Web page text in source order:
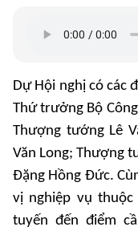
Dự Hội nghị có các
Thứ trưởng Bộ
Thượng tướng Lê
Văn Long; Thượng
Đặng Hồng Đức.
vị nghiệp vụ
tuyến đến điểm